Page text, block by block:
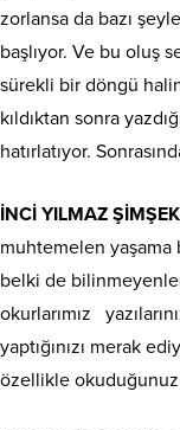
zorlansa da bazı
başlıyor. Ve bu oluş
sürekli bir döngü
kıldıktan sonra
hatırlatıyor.
İNCİ YILMAZ
muhtemelen yaşama
belki de
okurlarımız
yaptığınızı merak
özellikle okuduğunuz